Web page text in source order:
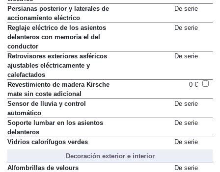
Persianas posterior y laterales de
accionamiento eléctrico
De serie
Reglaje eléctrico de los asientos
delanteros con memoria el del
conductor
De serie
Retrovisores exteriores asféricos
ajustables eléctricamente y
calefactados
De serie
Revestimiento de madera Kirsche
mate sin coste adicional
0 €
Sensor de lluvia y control
automático
De serie
Soporte lumbar en los asientos
delanteros
De serie
Vidrios calorífugos verdes
De serie
Decoración exterior e interior
Alfombrillas de velours
De serie